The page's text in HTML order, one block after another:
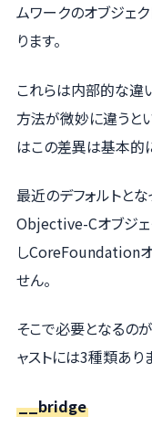
ムワークのオブジェ
ります。
これらは内部的な違
方法が微妙に違うと
はこの差異は基本的
最近のデフォルトと
Objective-Cオブジェ
しCoreFoundationオ
せん。
そこで必要となるのが
ャストには3種類あり
__bridge